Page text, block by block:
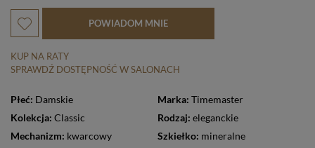
POWIADOM MNIE
KUP NA RATY
SPRAWDŹ DOSTĘPNOŚĆ W SALONACH
Płeć: Damskie Marka: Timemaster
Kolekcja: Classic Rodzaj: eleganckie
Mechanizm: kwarcowy Szkiełko: mineralne